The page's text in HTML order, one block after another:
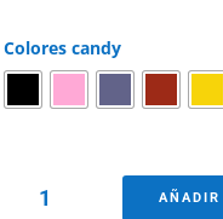
Colores candy
Pinturas
Vallejo